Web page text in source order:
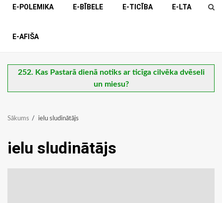
E-POLEMIKA E-BĪBELE E-TICĪBA E-LTA
E-AFIŠA
252. Kas Pastarā dienā notiks ar ticīga cilvēka dvēseli
un miesu?
Sākums ielu sludinātājs
ielu sludinātājs